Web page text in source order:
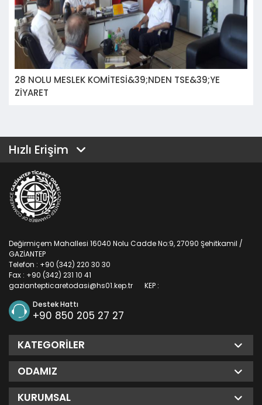
28 NOLU MESLEK KOMİTESİ&39;NDEN TSE&39;YE
ZİYARET
Hızlı Erişim
Değirmiçem Mahallesi 16040 Nolu Cadde No:9, 27090 Şehitkamil /
GAZİANTEP
Telefon : +90 (342) 220 30 30
Fax : +90 (342) 231 10 41
KEP :
gaziantepticaretodasi@hs01.kep.tr
Destek Hattı
+90 850 205 27 27
KATEGORILER
ODAMIZ
KURUMSAL